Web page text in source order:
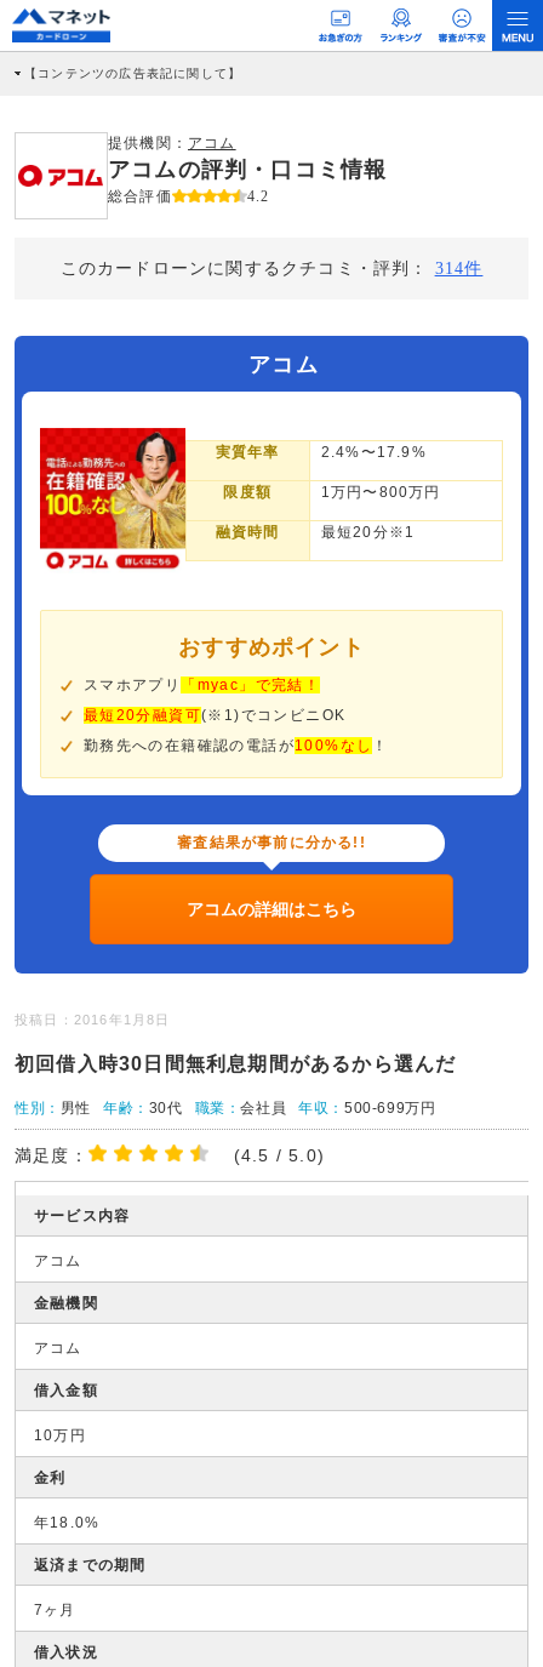
【コンテンツの広告表記に関して】
社に対して企業から紹介報酬が支払われるという収益モデルです。 ただし、特定の
商品を根拠なくPRするものではなく、当編集部の調査／ユーザーへの口コミ収集な
どに基づき、公平性を担保した情報提供を行っています。
>提携企業一覧
提供機関： アコム
アコムの評判・口コミ情報
総合評価 4.2
このカードローンに関するクチコミ・評判： 314件
アコム
実質年率 2.4%〜17.9%
限度額 1万円〜800万円
融資時間 最短20分※1
おすすめポイント
スマホアプリ
「myac」で完結！
最短20分融資可(※1)でコンビニOK
勤務先への在籍確認の電話が100%なし ！
審査結果が事前に分かる!!
アコムの詳細はこちら
投稿日：2016年1月8日
初回借入時30日間無利息期間があるから選んだ
性別： 男性 年齢： 30代 職業：会社員 年収：500-699万円
満足度： (4.5 / 5.0)
サービス内容
アコム
金融機関
アコム
借入金額
10万円
金利
年18.0%
返済までの期間
7ヶ月
借入状況